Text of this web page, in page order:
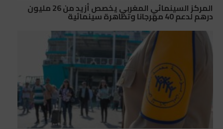
المركز السينمائي المغربي يخصص أزيد من 26 مليون
درهم لدعم 40 مهرجانا وتظاهرة سينمائية